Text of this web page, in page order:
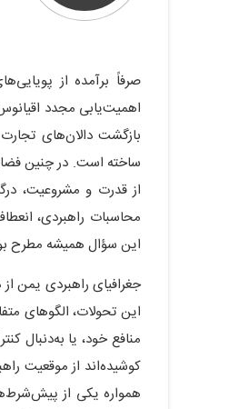
صرفاً برآمده از
اهمیت‌یابی مجدد
بازگشت دالان‌های
ساخته است. در چنین
از قدرت و مشروعیت،
محاسبات راهبردی،
این سؤال همیشه مطرح
جغرافیای راهبردی یمن
این تحولات، الگوهای
منافع خود، یا به‌دنبال
کوشیده‌اند از موقعیت
همواره یکی از